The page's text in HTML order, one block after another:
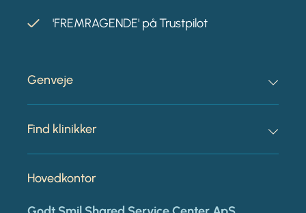
'FREMRAGENDE' på Trustpilot
Genveje
Find klinikker
Hovedkontor